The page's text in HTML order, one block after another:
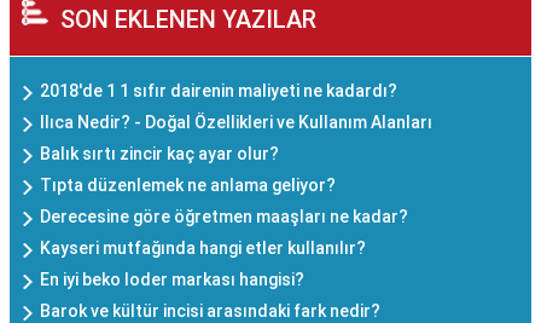
SON EKLENEN YAZILAR
2018'de 1 1 sıfır dairenin maliyeti ne kadardı?
Ilıca Nedir? - Doğal Özellikleri ve Kullanım Alanları
Balık sırtı zincir kaç ayar olur?
Tıpta düzenlemek ne anlama geliyor?
Derecesine göre öğretmen maaşları ne kadar?
Kayseri mutfağında hangi etler kullanılır?
En iyi beko loder markası hangisi?
Barok ve kültür incisi arasındaki fark nedir?